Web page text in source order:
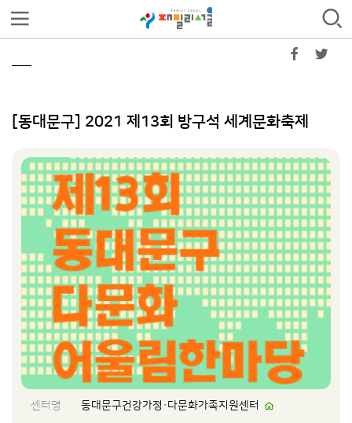
[동대문구] 2021 제13회 방구석 세계문화축제
센터명
동대문구건강가정·다문화가족지원센터